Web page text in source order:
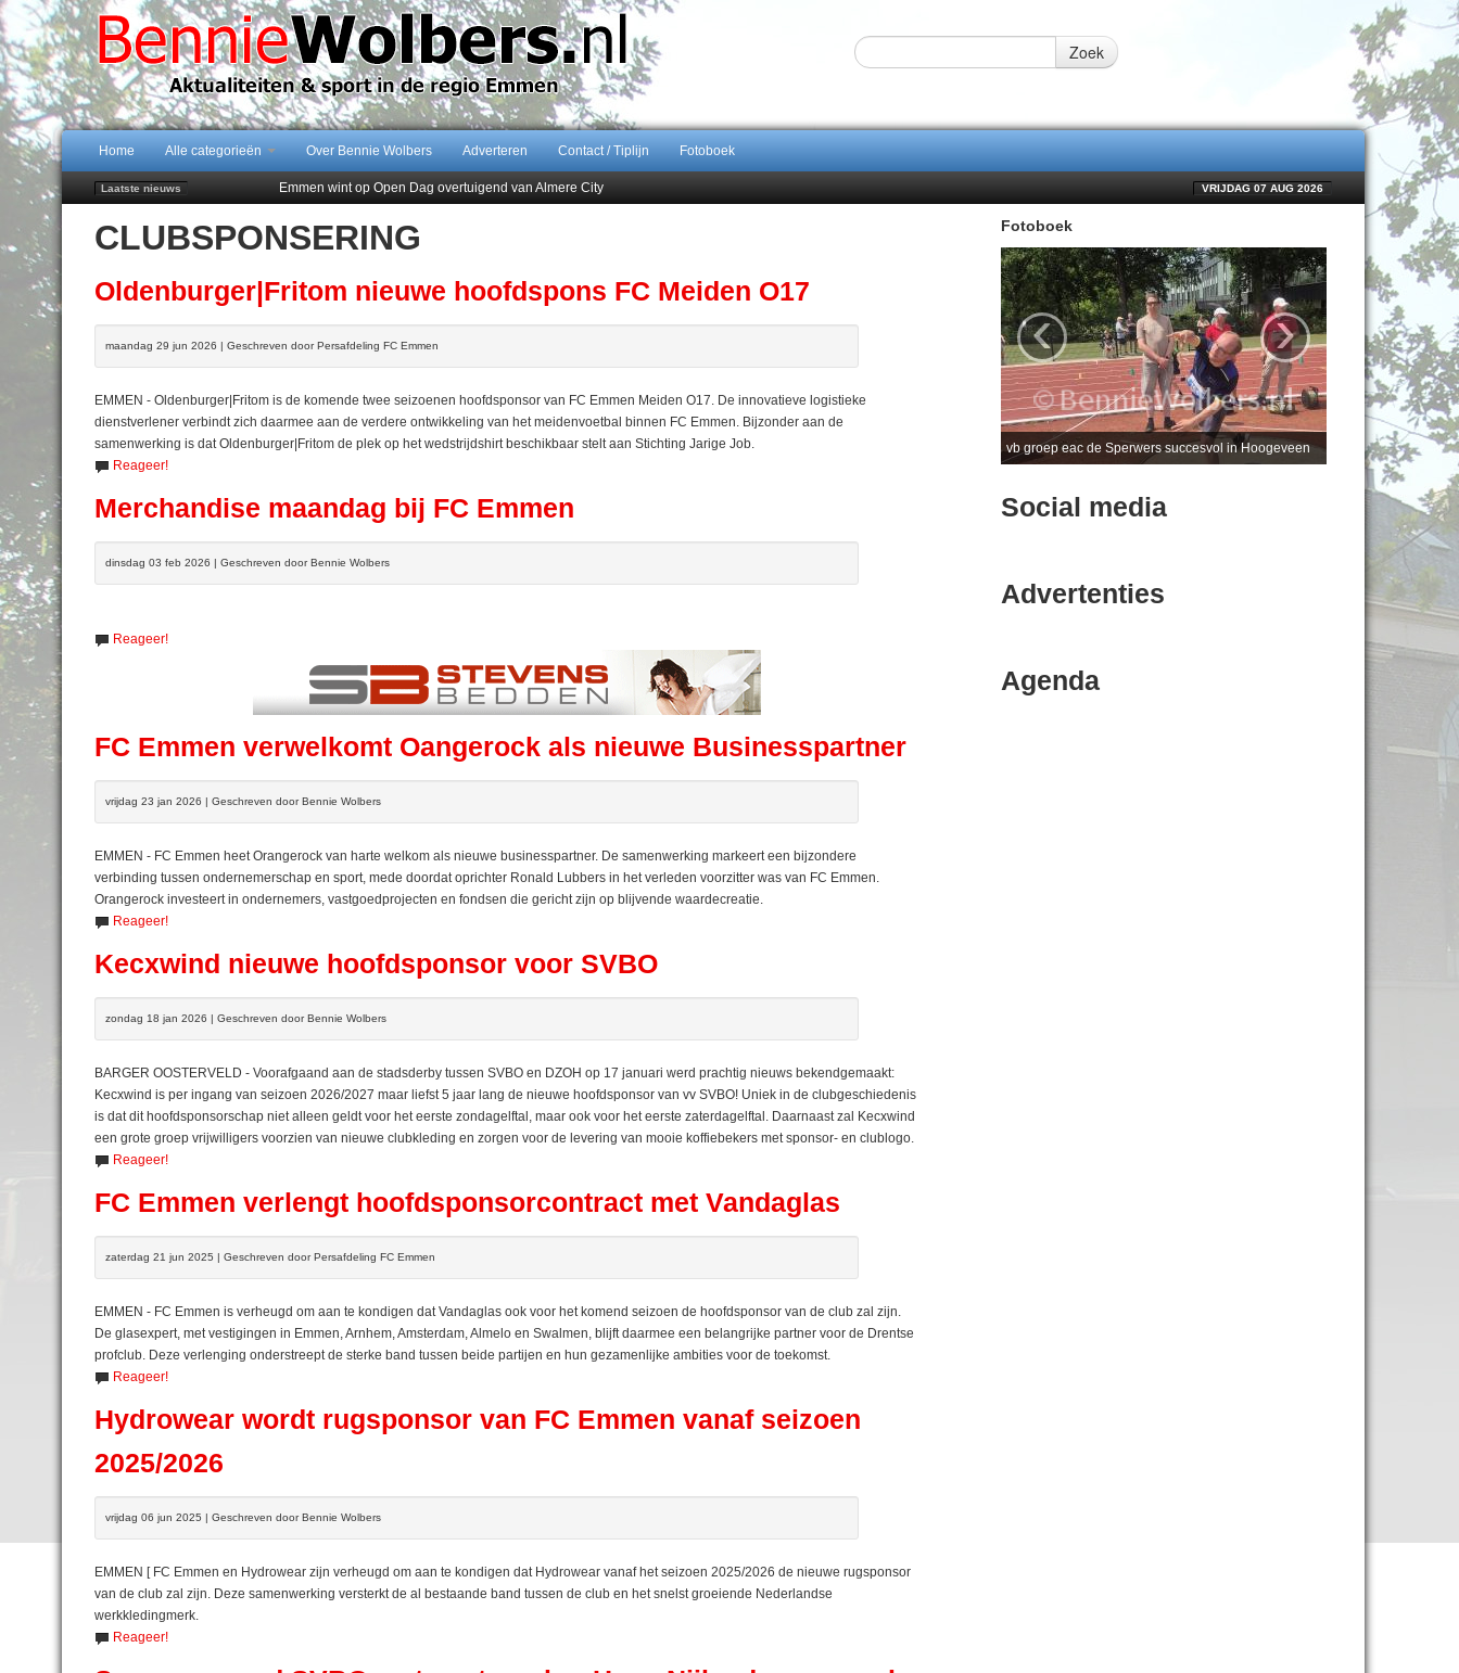
Zoek
Home Alle categorieën Over Bennie Wolbers Adverteren Contact / Tiplijn Fotoboek
Laatste nieuws
Emmen wint op Open Dag overtuigend van Almere City
Jubileumfeest 35 jaar De Amer
Hunzeloopwandeltocht keert op 19 september 2026 terug naar Zuidlaren
VRIJDAG 07 AUG 2026
CLUBSPONSERING
Oldenburger|Fritom nieuwe hoofdspons FC Meiden O17
maandag 29 jun 2026 | Geschreven door Persafdeling FC Emmen
EMMEN - Oldenburger|Fritom is de komende twee seizoenen hoofdsponsor van FC Emmen Meiden O17. De innovatieve logistieke
dienstverlener verbindt zich daarmee aan de verdere ontwikkeling van het meidenvoetbal binnen FC Emmen. Bijzonder aan de
samenwerking is dat Oldenburger|Fritom de plek op het wedstrijdshirt beschikbaar stelt aan Stichting Jarige Job.
Reageer!
Merchandise maandag bij FC Emmen
dinsdag 03 feb 2026 | Geschreven door Bennie Wolbers
Reageer!
FC Emmen verwelkomt Oangerock als nieuwe Businesspartner
vrijdag 23 jan 2026 | Geschreven door Bennie Wolbers
EMMEN - FC Emmen heet Orangerock van harte welkom als nieuwe businesspartner. De samenwerking markeert een bijzondere
verbinding tussen ondernemerschap en sport, mede doordat oprichter Ronald Lubbers in het verleden voorzitter was van FC Emmen.
Orangerock investeert in ondernemers, vastgoedprojecten en fondsen die gericht zijn op blijvende waardecreatie.
Reageer!
Kecxwind nieuwe hoofdsponsor voor SVBO
zondag 18 jan 2026 | Geschreven door Bennie Wolbers
BARGER OOSTERVELD - Voorafgaand aan de stadsderby tussen SVBO en DZOH op 17 januari werd prachtig nieuws bekendgemaakt:
Kecxwind is per ingang van seizoen 2026/2027 maar liefst 5 jaar lang de nieuwe hoofdsponsor van vv SVBO! Uniek in de clubgeschiedenis
is dat dit hoofdsponsorschap niet alleen geldt voor het eerste zondagelftal, maar ook voor het eerste zaterdagelftal. Daarnaast zal Kecxwind
een grote groep vrijwilligers voorzien van nieuwe clubkleding en zorgen voor de levering van mooie koffiebekers met sponsor- en clublogo.
Reageer!
FC Emmen verlengt hoofdsponsorcontract met Vandaglas
zaterdag 21 jun 2025 | Geschreven door Persafdeling FC Emmen
EMMEN - FC Emmen is verheugd om aan te kondigen dat Vandaglas ook voor het komend seizoen de hoofdsponsor van de club zal zijn.
De glasexpert, met vestigingen in Emmen, Arnhem, Amsterdam, Almelo en Swalmen, blijft daarmee een belangrijke partner voor de Drentse
profclub. Deze verlenging onderstreept de sterke band tussen beide partijen en hun gezamenlijke ambities voor de toekomst.
Reageer!
Hydrowear wordt rugsponsor van FC Emmen vanaf seizoen
2025/2026
vrijdag 06 jun 2025 | Geschreven door Bennie Wolbers
EMMEN [ FC Emmen en Hydrowear zijn verheugd om aan te kondigen dat Hydrowear vanaf het seizoen 2025/2026 de nieuwe rugsponsor
van de club zal zijn. Deze samenwerking versterkt de al bestaande band tussen de club en het snelst groeiende Nederlandse
werkkledingmerk.
Reageer!
Fotoboek
vb groep eac de Sperwers succesvol in Hoogeveen
‹ ›
Social media
Advertenties
Agenda